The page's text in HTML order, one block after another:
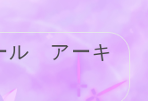
ル アーキ